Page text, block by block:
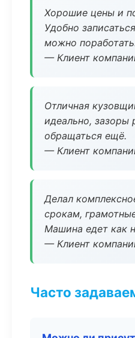
Хорошие цены и
Удобно
можно
— Клиент
Отличная
идеально, зазоры
обращаться ещё.
— Клиент
Делал
срокам,
Машина едет как
— Клиент
Часто